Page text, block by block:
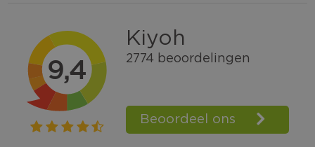
Gratis verzending vanaf € 100,=
Bel +31570592339
Spaarpunten
Shop the Look
Telefonisch bestellen ook mogelijk